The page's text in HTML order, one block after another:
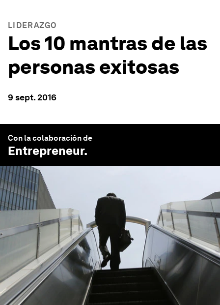
LIDERAZGO
Los 10 mantras de las
personas exitosas
9 sept. 2016
Con la colaboración de
Entrepreneur.